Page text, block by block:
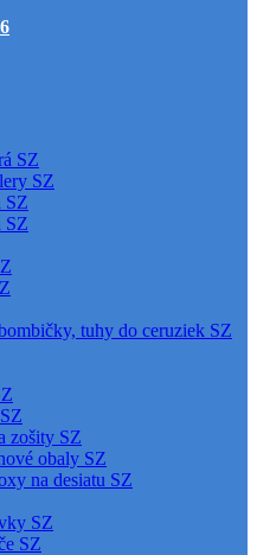
SZ
SZ
SZ
SZ
tuhy do ceruziek SZ
zošity SZ
obaly SZ
na desiatu SZ
SZ
SZ